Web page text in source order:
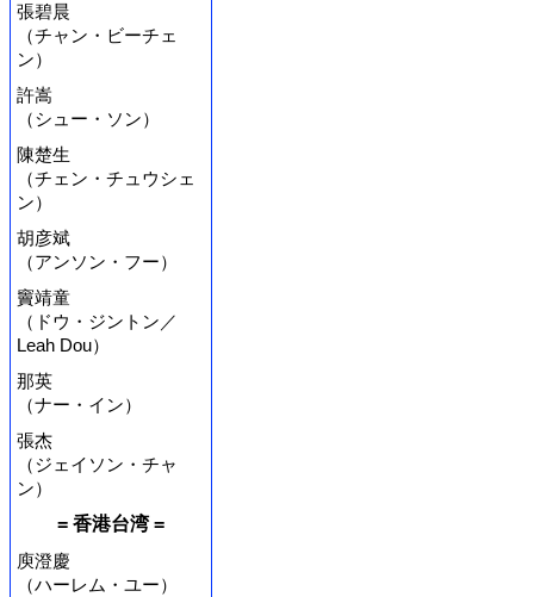
張碧晨
（チャン・ビーチェ
ン）
許嵩
（シュー・ソン）
陳楚生
（チェン・チュウシェ
ン）
胡彦斌
（アンソン・フー）
竇靖童
（ドウ・ジントン／
Leah Dou）
那英
（ナー・イン）
張杰
（ジェイソン・チャ
ン）
= 香港台湾 =
庾澄慶
（ハーレム・ユー）